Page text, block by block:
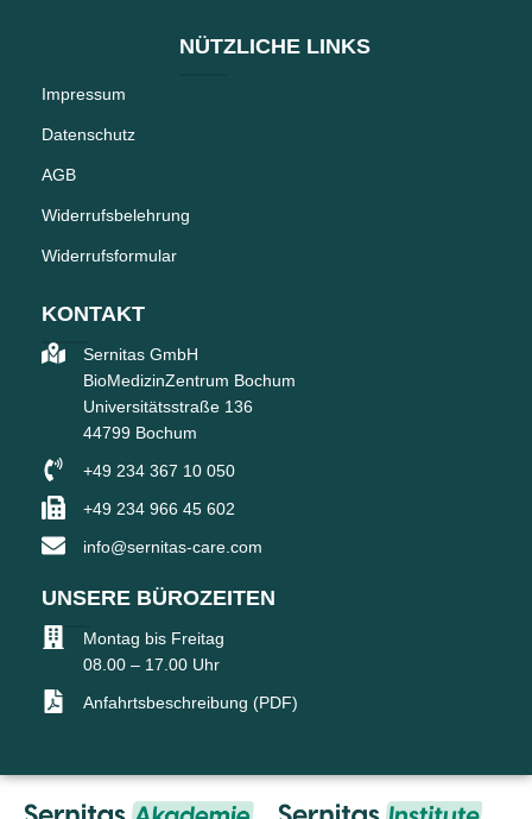
NÜTZLICHE LINKS
Impressum
Datenschutz
AGB
Widerrufsbelehrung
Widerrufsformular
KONTAKT
Sernitas GmbH
BioMedizinZentrum Bochum
Universitätsstraße 136
44799 Bochum
+49 234 367 10 050
+49 234 966 45 602
info@sernitas-care.com
UNSERE BÜROZEITEN
Montag bis Freitag
08.00 – 17.00 Uhr
Anfahrtsbeschreibung (PDF)